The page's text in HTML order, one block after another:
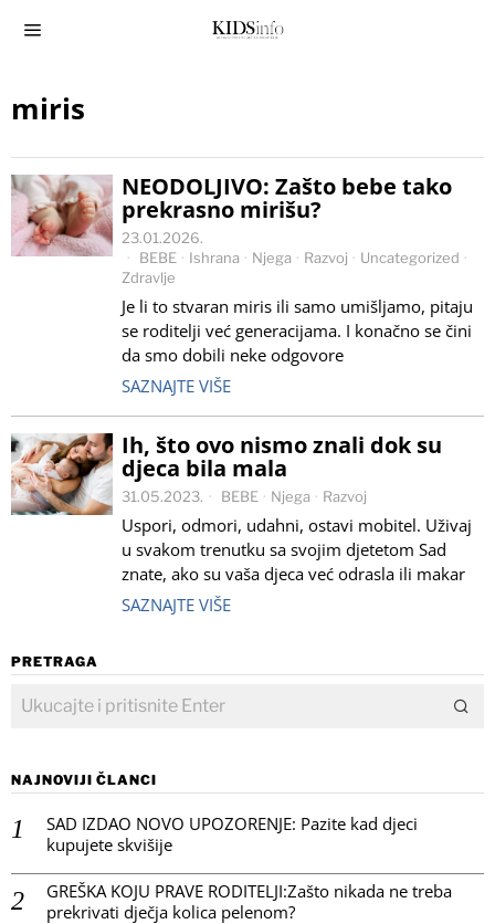
miris
NEODOLJIVO: Zašto bebe tako
prekrasno mirišu?
23.01.2026.
BEBE · Ishrana · Njega · Razvoj · Uncategorized ·
Zdravlje
Je li to stvaran miris ili samo umišljamo, pitaju
se roditelji već generacijama. I konačno se čini
da smo dobili neke odgovore
SAZNAJTE VIŠE
Ih, što ovo nismo znali dok su
djeca bila mala
31.05.2023. BEBE · Njega · Razvoj
Uspori, odmori, udahni, ostavi mobitel. Uživaj
u svakom trenutku sa svojim djetetom Sad
znate, ako su vaša djeca već odrasla ili makar
SAZNAJTE VIŠE
PRETRAGA
NAJNOVIJI ČLANCI
SAD IZDAO NOVO UPOZORENJE: Pazite kad djeci
kupujete skvišije
GREŠKA KOJU PRAVE RODITELJI:Zašto nikada ne treba
prekrivati dječja kolica pelenom?